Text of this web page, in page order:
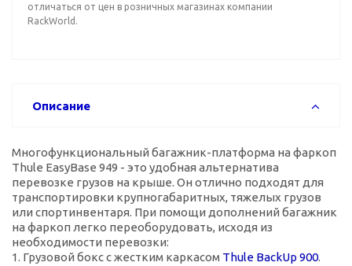
отличаться от цен в розничных магазинах компании
RackWorld.
Описание
Многофункциональный багажник-платформа на фаркоп
Thule EasyBase 949 - это удобная альтернатива
перевозке грузов на крыше. Он отлично подходят для
транспортировки крупногабаритных, тяжелых грузов
или спортинвентаря. При помощи дополнений багажник
на фаркоп легко переоборудовать, исходя из
необходимости перевозки:
1. Грузовой бокс с жестким каркасом Thule BackUp 900.